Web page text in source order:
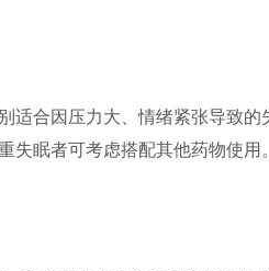
适合因压力大、情绪紧张导致
失眠者可考虑搭配其他药物使用。